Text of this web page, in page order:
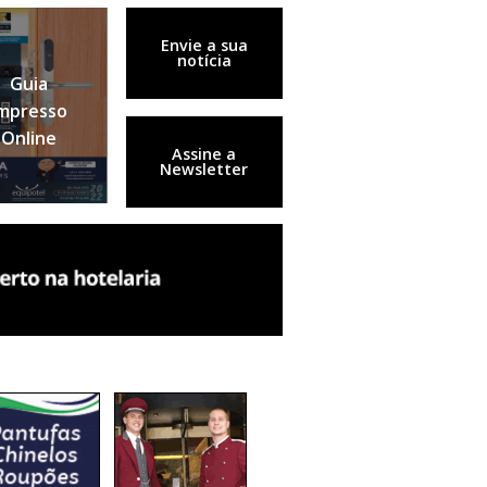
Guia
Online
Envie a sua
notícia
Assine a
Newsletter